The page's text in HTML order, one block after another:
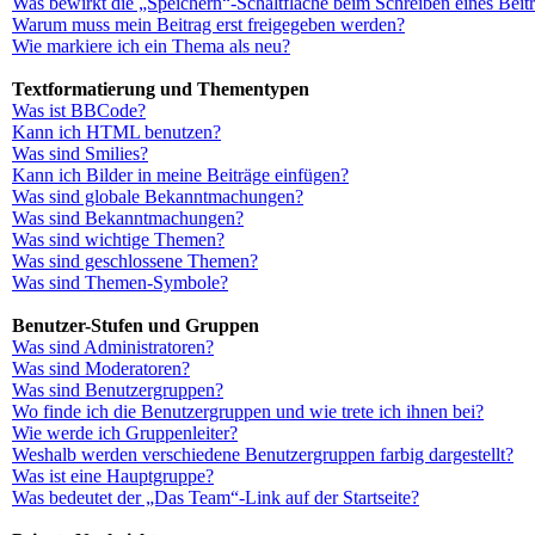
Warum muss mein Beitrag erst freigegeben werden?
Wie markiere ich ein Thema als neu?
Textformatierung und Thementypen
Was ist BBCode?
Kann ich HTML benutzen?
Was sind Smilies?
Kann ich Bilder in meine Beiträge einfügen?
Was sind globale Bekanntmachungen?
Was sind Bekanntmachungen?
Was sind wichtige Themen?
Was sind geschlossene Themen?
Was sind Themen-Symbole?
Benutzer-Stufen und Gruppen
Was sind Administratoren?
Was sind Moderatoren?
Was sind Benutzergruppen?
Wo finde ich die Benutzergruppen und wie trete ich ihnen bei?
Wie werde ich Gruppenleiter?
Weshalb werden verschiedene Benutzergruppen farbig dargestellt?
Was ist eine Hauptgruppe?
Was bedeutet der „Das Team“-Link auf der Startseite?